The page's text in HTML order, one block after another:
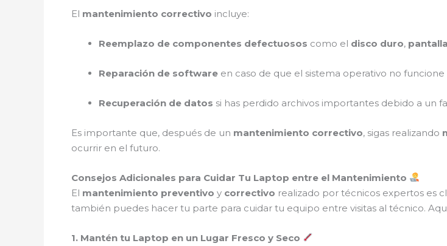
El mantenimiento correctivo incluye:
Reemplazo de componentes defectuosos como el disco duro, pantalla
Reparación de software en caso de que el sistema operativo no
Recuperación de datos si has perdido archivos importantes debido a un
Es importante que, después de un mantenimiento correctivo, sigas realizando
ocurrir en el futuro.
Consejos Adicionales para Cuidar Tu Laptop entre el Mantenimiento
El mantenimiento preventivo y correctivo realizado por técnicos expertos es
también puedes hacer tu parte para cuidar tu equipo entre visitas al técnico.
1. Mantén tu Laptop en un Lugar Fresco y Seco